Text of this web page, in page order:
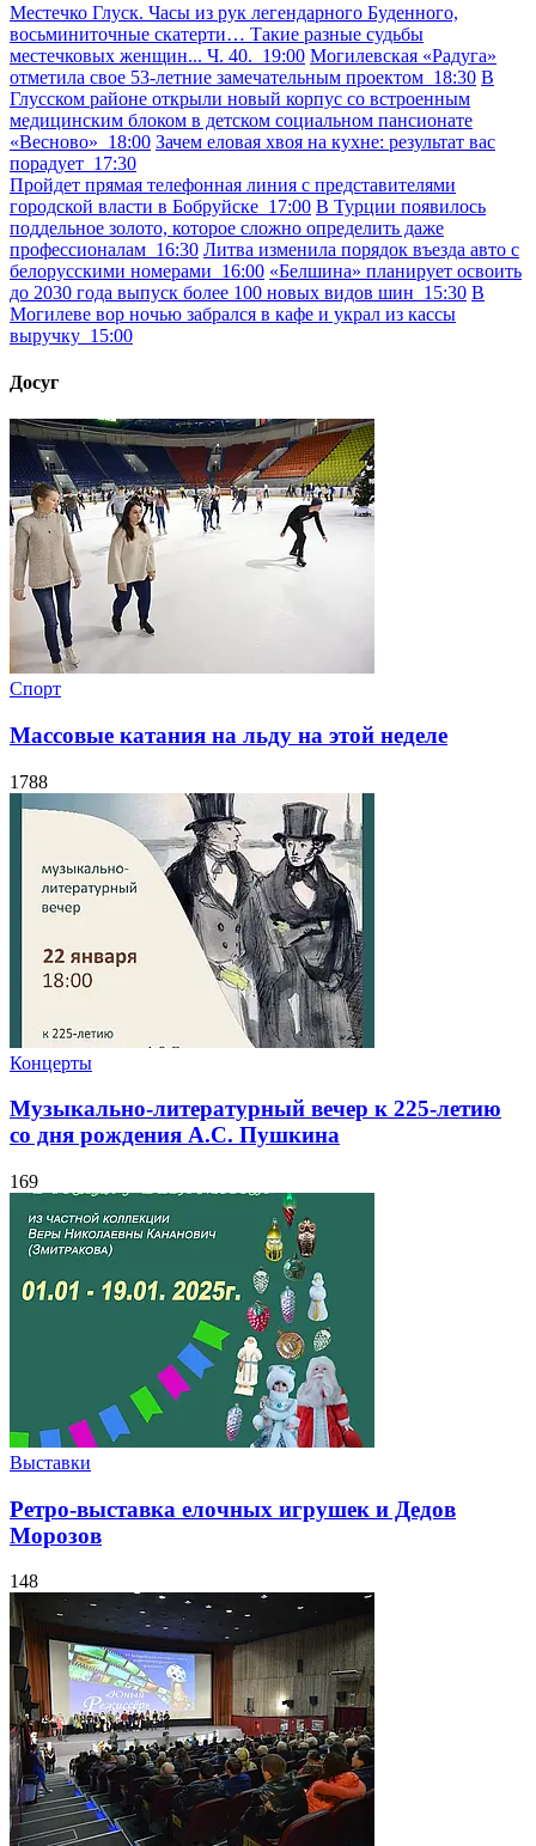
Местечко Глуск. Часы из рук легендарного Буденного,
восьминиточные скатерти… Такие разные судьбы
местечковых женщин... Ч. 40. 19:00 Могилевская «Радуга»
отметила свое 53-летние замечательным проектом 18:30 В
Глусском районе открыли новый корпус со встроенным
медицинским блоком в детском социальном пансионате
«Весново» 18:00 Зачем еловая хвоя на кухне: результат вас
порадует 17:30
Пройдет прямая телефонная линия с представителями
городской власти в Бобруйске 17:00 В Турции появилось
поддельное золото, которое сложно определить даже
профессионалам 16:30 Литва изменила порядок въезда авто с
белорусскими номерами 16:00 «Белшина» планирует освоить
до 2030 года выпуск более 100 новых видов шин 15:30 В
Могилеве вор ночью забрался в кафе и украл из кассы
выручку 15:00
Досуг
Спорт
Массовые катания на льду на этой неделе
1788
Концерты
Музыкально-литературный вечер к 225-летию
со дня рождения А.С. Пушкина
169
Выставки
Ретро-выставка елочных игрушек и Дедов
Морозов
148